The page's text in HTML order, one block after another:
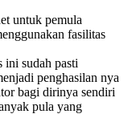
untuk pemula
fasilitas
ini sudah pasti
penghasilan nya
bagi dirinya sendiri
pula yang